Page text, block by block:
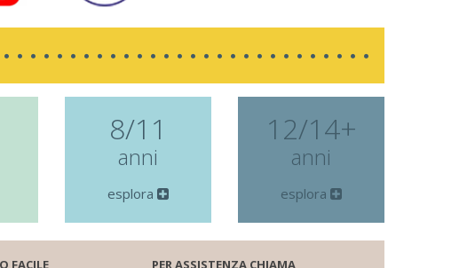
8/11
anni
esplora
12/14+
anni
esplora
FACILE PER ASSISTENZA CHIAMA